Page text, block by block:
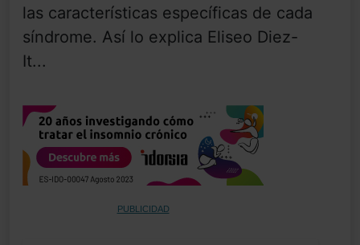
las características específicas de cada
síndrome. Así lo explica Eliseo Diez-
It...
PUBLICIDAD